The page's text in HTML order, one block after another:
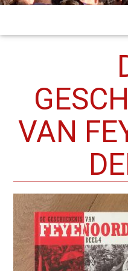
VAN